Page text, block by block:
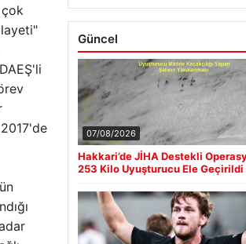
çok
Güncel
07/08/2026
Hakkari’de JİHA Destekli
253 Kilo Uyuşturucu Ele Geçirildi